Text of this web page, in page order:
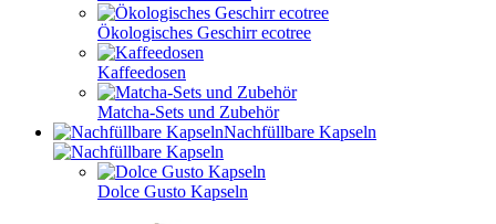
Ökologisches Geschirr ecotree
Kaffeedosen
Matcha-Sets und Zubehör
Nachfüllbare Kapseln
Dolce Gusto Kapseln